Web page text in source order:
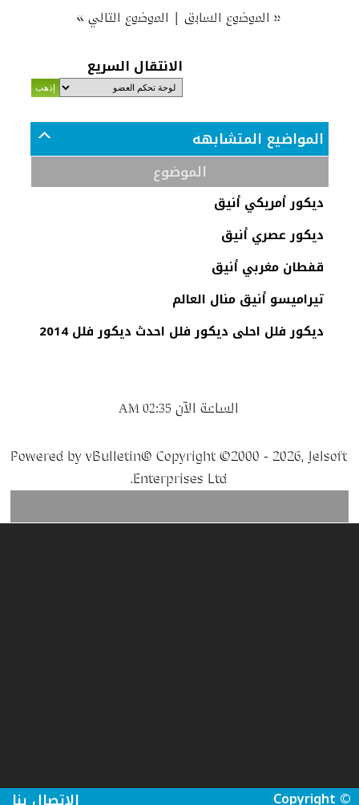
« الموضوع السابق| الموضوع التالي»
الانتقال السريع
المواضيع المتشابهه
الموضوع
ديكور أمريكي أنيق
ديكور عصري أنيق
قفطان مغربي أنيق
تيراميسو أنيق منال العالم
ديكور فلل احلى ديكور فلل احدث ديكور فلل 2014
الساعة الآن 02:35 AM
Powered by vBulletin® Copyright ©2000 - 2026, Jelsoft
Enterprises Ltd.
الاتصال بنا Copyright ©